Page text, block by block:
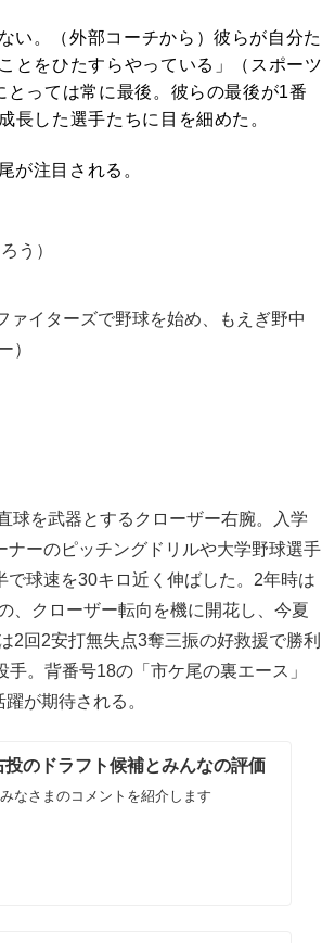
い。（外部コーチから）彼らが自分た
とをひたすらやっている」（スポーツ
っては常に最後。彼らの最後が1番
長した選手たちに目を細めた。
が注目される。
う）
ァイターズで野球を始め、もえぎ野中
）
球を武器とするクローザー右腕。入学
ーのピッチングドリルや大学野球選手
球速を30キロ近く伸ばした。2年時は
、クローザー転向を機に開花し、今夏
2回2安打無失点3奪三振の好救援で勝利
。背番号18の「市ケ尾の裏エース」
が期待される。
のドラフト候補とみんなの評価
なさまのコメントを紹介します